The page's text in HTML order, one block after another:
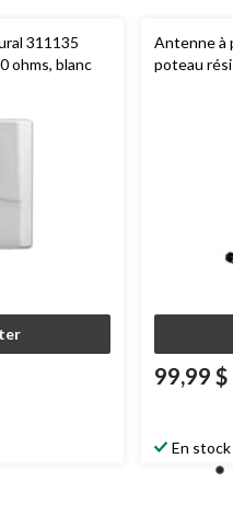
311135
ohms, blanc
Antenne à
poteau
99,99 $
En